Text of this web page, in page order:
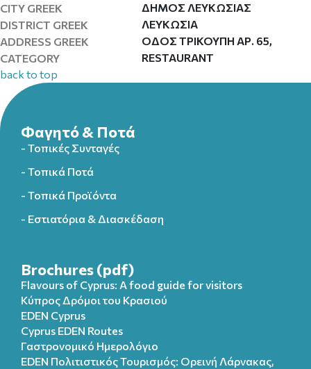
CITY GREEK
ΔΗΜΟΣ ΛΕΥΚΩΣΙΑΣ
DISTRICT GREEK
ΛΕΥΚΩΣΙΑ
ADDRESS GREEK
ΟΔΟΣ ΤΡΙΚΟΥΠΗ ΑΡ. 65,
CATEGORY
RESTAURANT
back to top
Φαγητό & Ποτά
- Τοπικές Συνταγές
- Τοπικά Ποτά
- Τοπικά Προϊόντα
- Εστιατόρια & Διασκέδαση
Brochures (pdf)
Flavours of Cyprus: A food guide for visitors
Κύπρος Δρόμοι του Κρασιού
EDEN Cyprus
Cyprus EDEN Routes
Γαστρονομικό Ημερολόγιο
EDEN Πολιτιστικός Τουρισμός: Ορεινή Λάρνακας,